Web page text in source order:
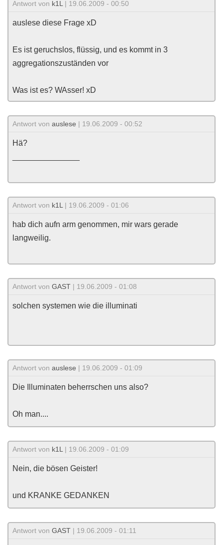
Antwort von k1L | 19.06.2009 - 00:50
auslese diese Frage xD
Es ist geruchslos, flüssig, und es kommt in 3
aggregationszuständen vor
Was ist es? WAsser! xD
Antwort von auslese | 19.06.2009 - 00:52
Hä?
Antwort von k1L | 19.06.2009 - 01:06
hab dich aufn arm genommen, mir wars gerade
langweilig.
Antwort von GAST | 19.06.2009 - 01:08
solchen systemen wie die illuminati
Antwort von auslese | 19.06.2009 - 01:09
Die Illuminaten beherrschen uns also?
Oh man....
Antwort von k1L | 19.06.2009 - 01:09
Nein, die bösen Geister!
und KRANKE GEDANKEN
Antwort von GAST | 19.06.2009 - 01:11